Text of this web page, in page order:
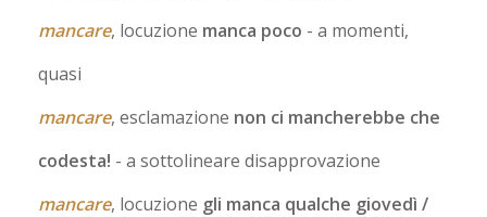
mancare, locuzione manca poco - a momenti,
quasi
mancare, esclamazione non ci mancherebbe che
codesta! - a sottolineare disapprovazione
mancare, locuzione gli manca qualche giovedì /